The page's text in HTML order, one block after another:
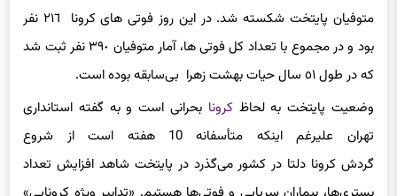
متوفیان پایتخت شکسته شد. در این روز فوتی های کرونا ٢١٦ نفر
بود و در مجموع با تعداد کل فوتی ها، آمار متوفیان ٣٩٠ نفر ثبت شد
که در طول ٥١ سال حیات بهشت زهرا بی‌سابقه بوده است.
وضعیت پایتخت به لحاظکرونا بحرانی است و به گفته استانداری
تهران علیرغم اینکه متأسفانه 10 هفته است از شروع
گردش کرونا دلتا در کشور می‌گذرد در پایتخت شاهد افزایش تعداد